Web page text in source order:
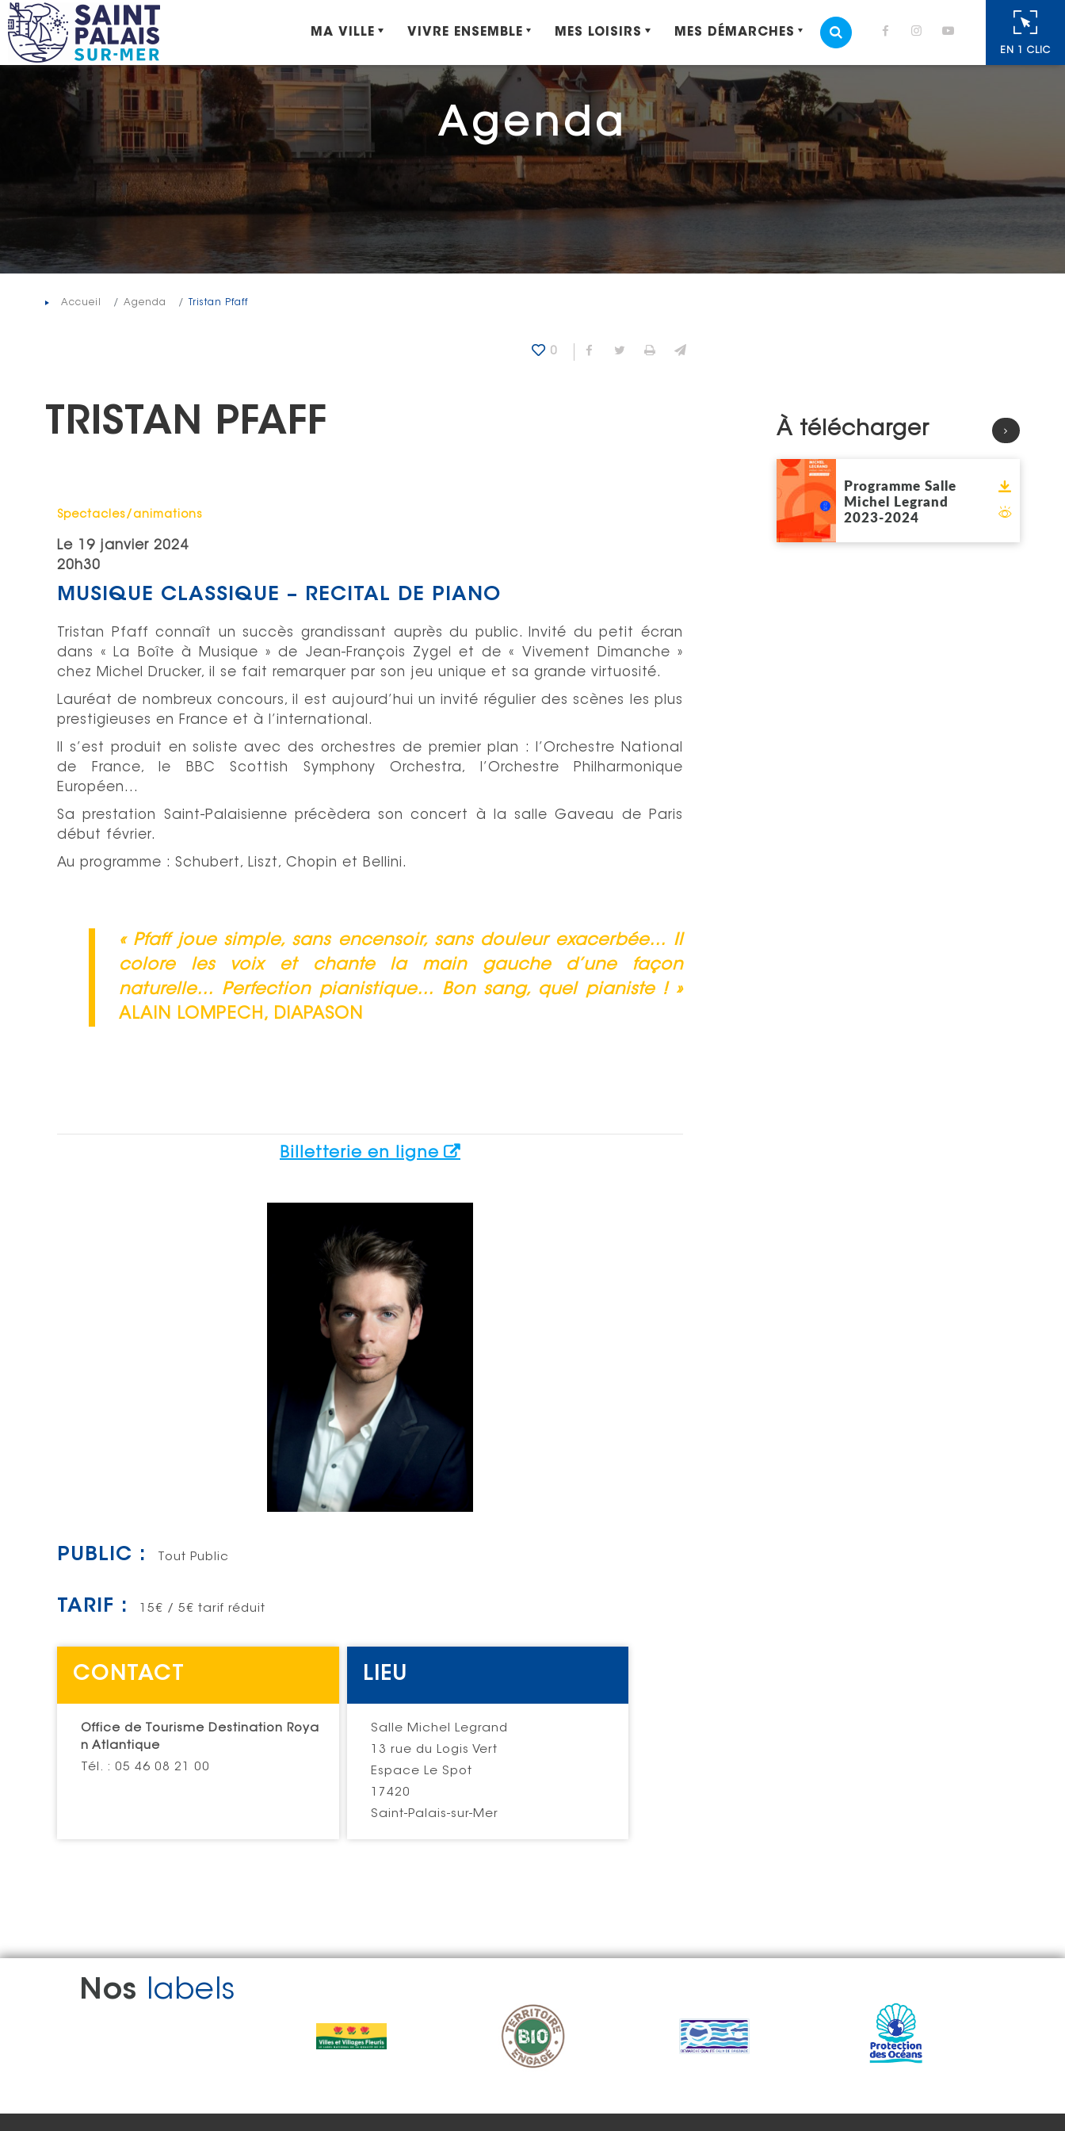
Panneau de gestion des cookies
EN 1 CLIC
MOTEUR DE RECHERCHE
MA VILLE VIVRE ENSEMBLE MES LOISIRS MES DÉMARCHES
Agenda
Accueil Agenda Tristan Pfaff
0 Partager sur Facebook
Partager sur Twitter
Imprimer
TRISTAN PFAFF
Catégorie : "
Spectacles/animations
Le
19 janvier 2024
20h30
MUSIQUE CLASSIQUE – RECITAL DE PIANO
Tristan Pfaff connaît un succès grandissant auprès du public. Invité du petit écran
dans « La Boîte à Musique » de Jean-François Zygel et de « Vivement Dimanche »
chez Michel Drucker, il se fait remarquer par son jeu unique et sa grande virtuosité.
Lauréat de nombreux concours, il est aujourd’hui un invité régulier des scènes les plus
prestigieuses en France et à l’international.
Il s’est produit en soliste avec des orchestres de premier plan : l’Orchestre National
de France, le BBC Scottish Symphony Orchestra, l’Orchestre Philharmonique
Européen…
Sa prestation Saint-Palaisienne précèdera son concert à la salle Gaveau de Paris
début février.
Au programme : Schubert, Liszt, Chopin et Bellini.
« Pfaffjoue simple, sans encensoir, sans douleur exacerbée… Il
colore les voix et chante la main gauche d’une façon
naturelle… Perfection pianistique… Bon sang, quel pianiste ! »
ALAIN LOMPECH, DIAPASON
Billetterie en ligne
PUBLIC : Tout Public
TARIF : 15€ / 5€ tarif réduit
CONTACT
Office de Tourisme Destination Roya
n Atlantique
Tél. : 05 46 08 21 00
LIEU
Salle Michel Legrand
13 rue du Logis Vert
Espace Le Spot
17420
Saint-Palais-sur-Mer
À télécharger
Programme Salle
Michel Legrand
2023-2024
Voir
Feuilleter
Nos labels